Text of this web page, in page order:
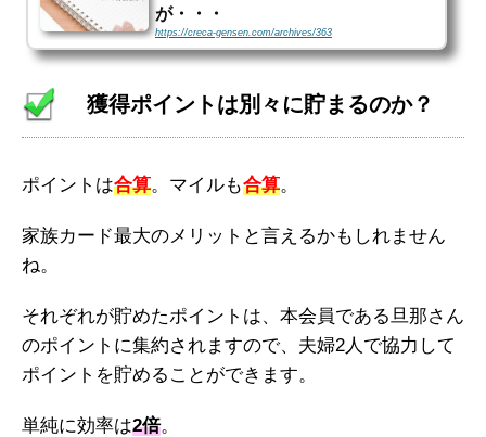
が・・・
https://creca-gensen.com/archives/363
※当サイトはアフィリエイト・アドセンス広告を利用していますクレジッ
トカードは非常に便利なアイテムだけど、利用限度額が低いと肝心な時に
限度額...
獲得ポイントは別々に貯まるのか？
ポイントは合算。マイルも合算。
家族カード最大のメリットと言えるかもしれません
ね。
それぞれが貯めたポイントは、本会員である旦那さん
のポイントに集約されますので、夫婦2人で協力して
ポイントを貯めることができます。
単純に効率は2倍。